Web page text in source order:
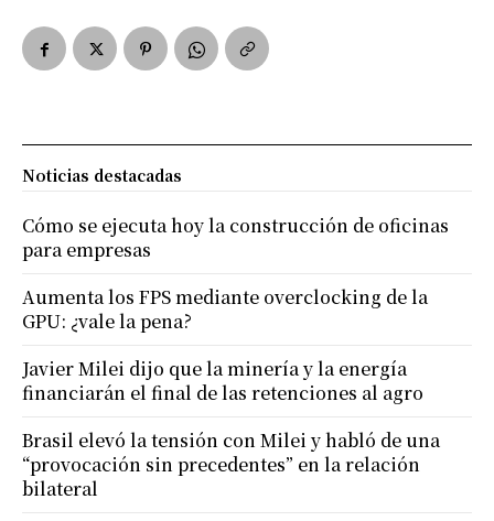
Noticias destacadas
Cómo se ejecuta hoy la construcción de oficinas
para empresas
Aumenta los FPS mediante overclocking de la
GPU: ¿vale la pena?
Javier Milei dijo que la minería y la energía
financiarán el final de las retenciones al agro
Brasil elevó la tensión con Milei y habló de una
“provocación sin precedentes” en la relación
bilateral